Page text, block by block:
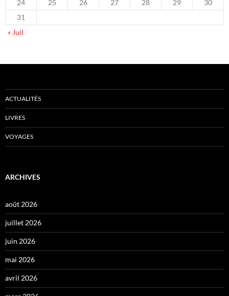
24 25 26 27 28 29
30
31
« Juil
ACTUALITÉS
LIVRES
VOYAGES
ARCHIVES
août 2026
juillet 2026
juin 2026
mai 2026
avril 2026